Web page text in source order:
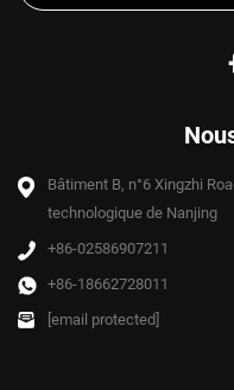
Bâtiment B, n°6 Xingzhi
technologique de Nanjing
+86-02586907211
+86-18662728011
[email protected]